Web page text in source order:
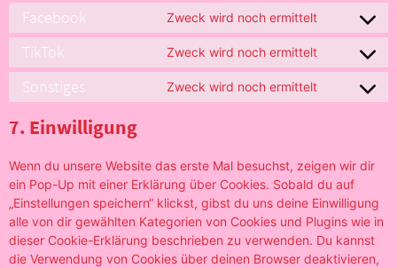
Facebook Zweck wird noch ermittelt
TikTok Zweck wird noch ermittelt
Sonstiges Zweck wird noch ermittelt
7. Einwilligung
Wenn du unsere Website das erste Mal besuchst, zeigen wir dir
ein Pop-Up mit einer Erklärung über Cookies. Sobald du auf
„Einstellungen speichern“ klickst, gibst du uns deine Einwilligung
alle von dir gewählten Kategorien von Cookies und Plugins wie in
dieser Cookie-Erklärung beschrieben zu verwenden. Du kannst
die Verwendung von Cookies über deinen Browser deaktivieren,